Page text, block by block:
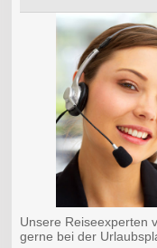
Unsere Reiseexperten
gerne bei der